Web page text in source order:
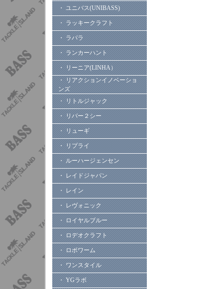
・ ユニバス(UNIBASS)
・ ラッキークラフト
・ ラパラ
・ ランカーハント
・ リーニア(LINHA）
・ リアクションイノベーショ
ンズ
・ リトルジャック
・ リバー２シー
・ リューギ
・ リプライ
・ ルーハージェンセン
・ レイドジャパン
・ レイン
・ レヴォニック
・ ロイヤルブルー
・ ロデオクラフト
・ ロボワーム
・ ワンスタイル
・ YGラボ